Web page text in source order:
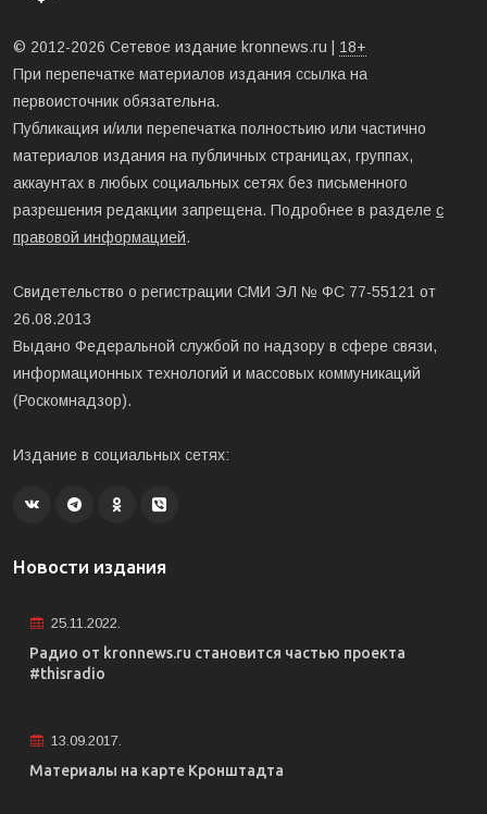
© 2012-2026 Сетевое издание kronnews.ru | 18+
При перепечатке материалов издания ссылка на
первоисточник обязательна.
Публикация и/или перепечатка полностьию или частично
материалов издания на публичных страницах, группах,
аккаунтах в любых социальных сетях без письменного
разрешения редакции запрещена. Подробнее в разделе с
правовой информацией.
Свидетельство о регистрации СМИ ЭЛ № ФС 77-55121 от
26.08.2013
Выдано Федеральной службой по надзору в сфере связи,
информационных технологий и массовых коммуникаций
(Роскомнадзор).
Издание в социальных сетях:
Новости издания
25.11.2022.
Радио от kronnews.ru становится частью проекта
#thisradio
13.09.2017.
Материалы на карте Кронштадта